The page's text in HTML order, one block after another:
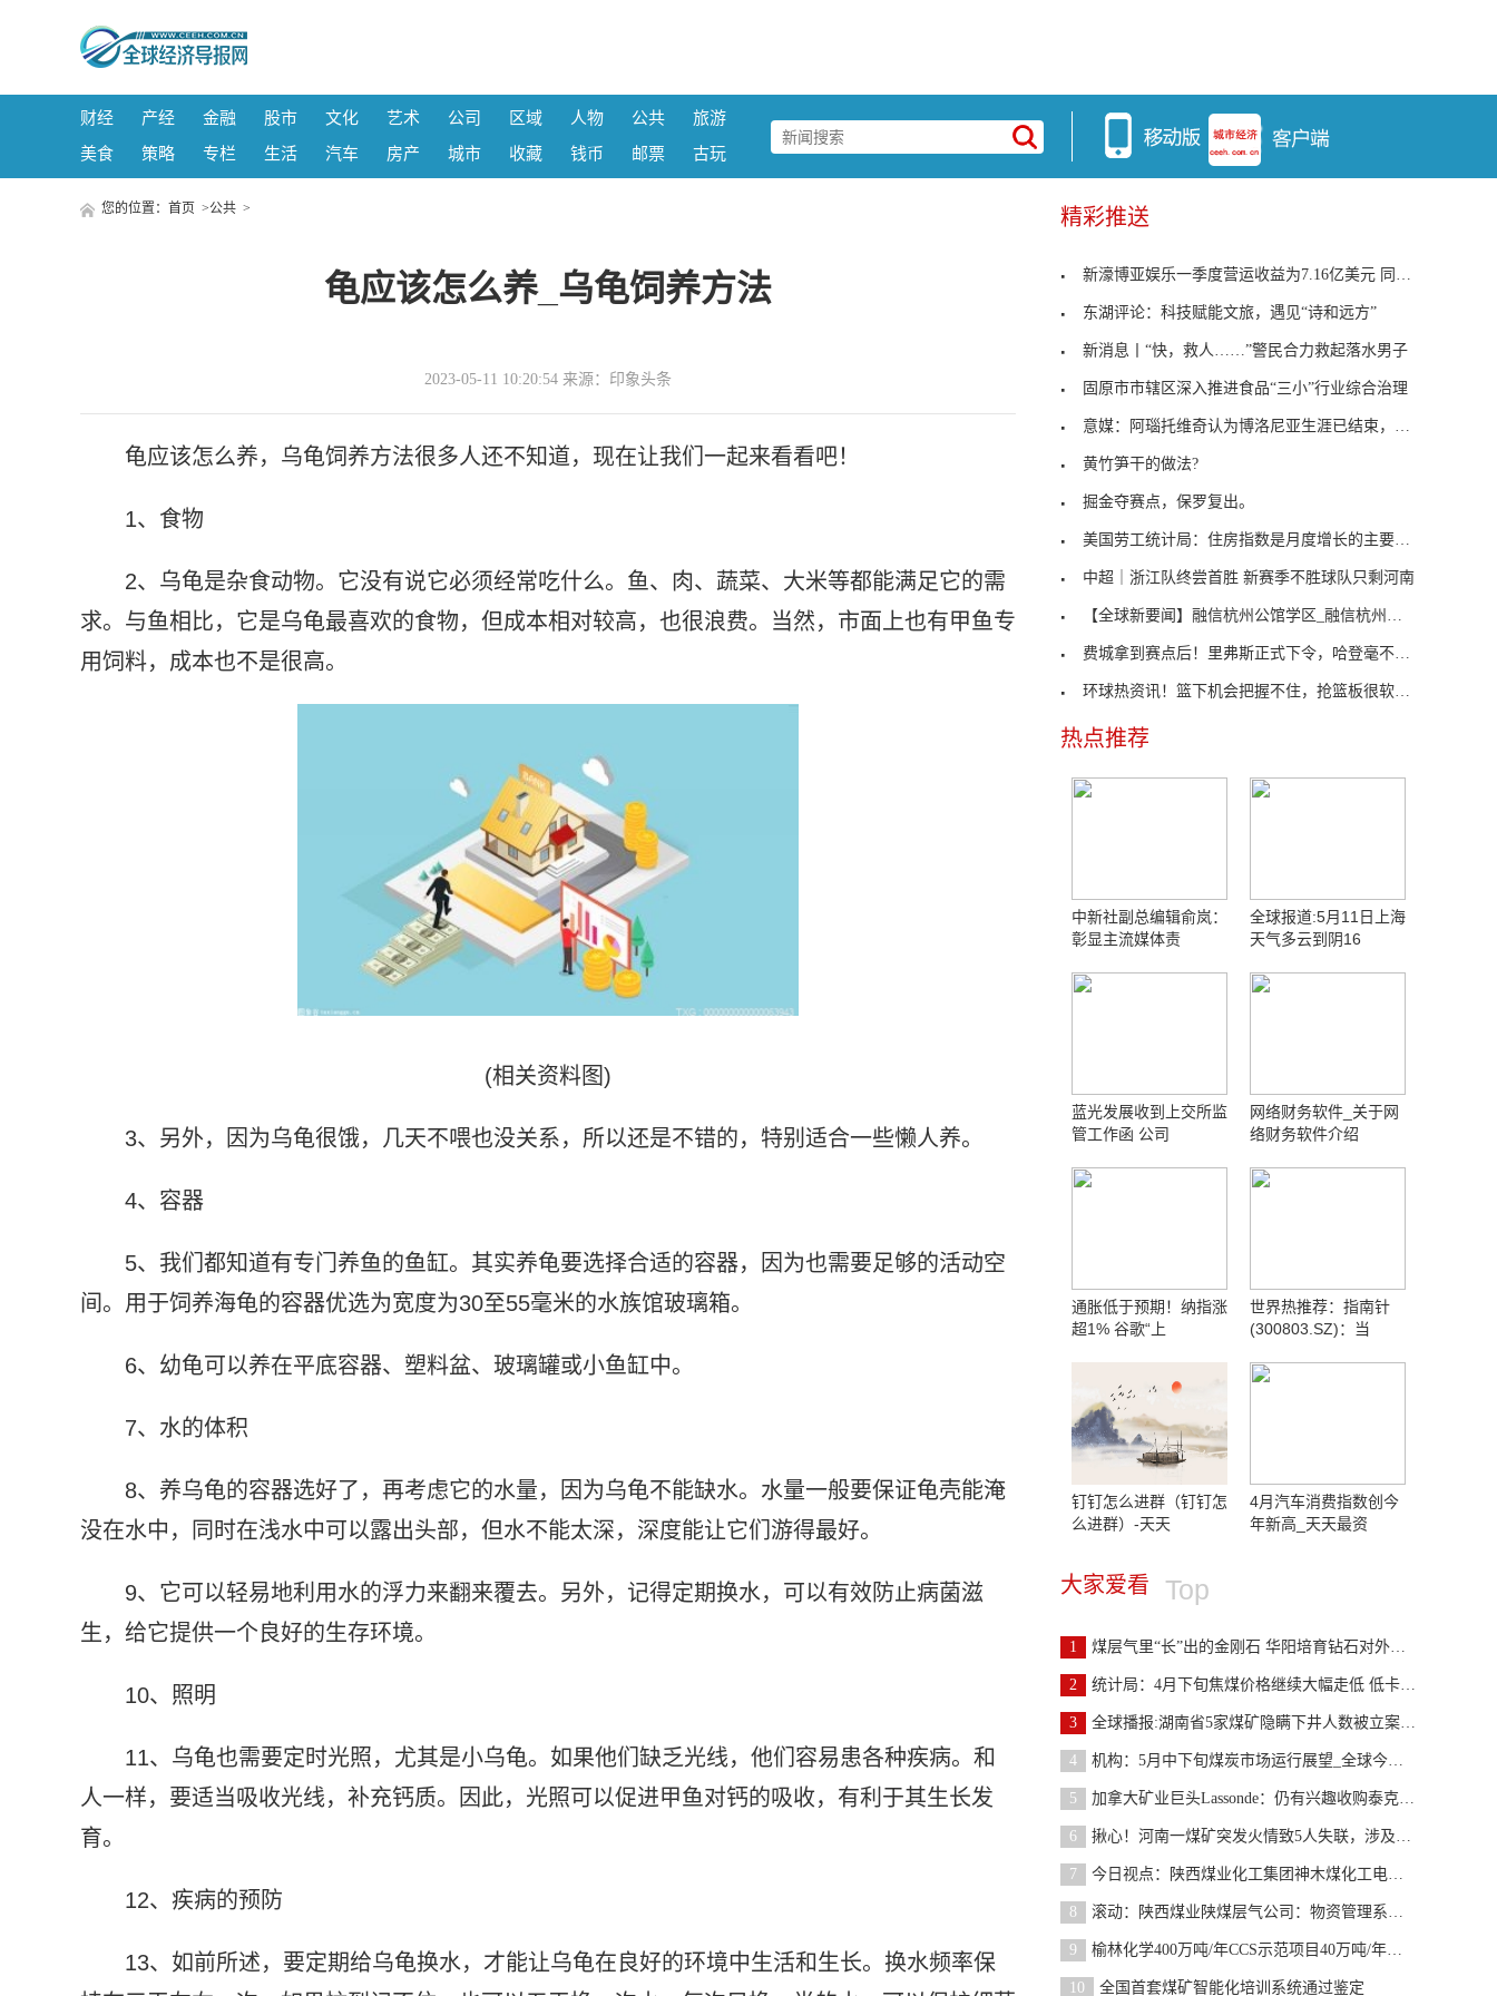
财经 产经 金融 股市 文化 艺术 公司 区域 人物 公共
旅游
美食
策略 专栏 生活 汽车 房产 城市 收藏 钱币 邮票 古玩
您的位置： 首页 >公共 >
龟应该怎么养_乌龟饲养方法
2023-05-11 10:20:54 来源：印象头条
龟应该怎么养，乌龟饲养方法很多人还不知道，现在让我们一起来看看吧！
1、食物
2、乌龟是杂食动物。它没有说它必须经常吃什么。鱼、肉、蔬菜、大米等都能满足它的需
求。与鱼相比，它是乌龟最喜欢的食物，但成本相对较高，也很浪费。当然，市面上也有甲鱼专
用饲料，成本也不是很高。
(相关资料图)
3、另外，因为乌龟很饿，几天不喂也没关系，所以还是不错的，特别适合一些懒人养。
4、容器
5、我们都知道有专门养鱼的鱼缸。其实养龟要选择合适的容器，因为也需要足够的活动空
间。用于饲养海龟的容器优选为宽度为30至55毫米的水族馆玻璃箱。
6、幼龟可以养在平底容器、塑料盆、玻璃罐或小鱼缸中。
7、水的体积
8、养乌龟的容器选好了，再考虑它的水量，因为乌龟不能缺水。水量一般要保证龟壳能淹
没在水中，同时在浅水中可以露出头部，但水不能太深，深度能让它们游得最好。
9、它可以轻易地利用水的浮力来翻来覆去。另外，记得定期换水，可以有效防止病菌滋
生，给它提供一个良好的生存环境。
10、照明
11、乌龟也需要定时光照，尤其是小乌龟。如果他们缺乏光线，他们容易患各种疾病。和
人一样，要适当吸收光线，补充钙质。因此，光照可以促进甲鱼对钙的吸收，有利于其生长发
育。
12、疾病的预防
13、如前所述，要定期给乌龟换水，才能让乌龟在良好的环境中生活和生长。换水频率保
精彩推送
新濠博亚娱乐一季度营运收益为7.16亿美元 同比增加51%
东湖评论：科技赋能文旅，遇见“诗和远方”
新消息丨“快，救人……”警民合力救起落水男子
固原市市辖区深入推进食品“三小”行业综合治理
意媒：阿瑙托维奇认为博洛尼亚生涯已结束，比起罗马
黄竹笋干的做法?
掘金夺赛点，保罗复出。
美国劳工统计局：住房指数是月度增长的主要贡献项
中超｜浙江队终尝首胜 新赛季不胜球队只剩河南
【全球新要闻】融信杭州公馆学区_融信杭州公馆
费城拿到赛点后！里弗斯正式下令，哈登毫不掩饰，恩
环球热资讯！篮下机会把握不住，抢篮板很软，“国产
热点推荐
中新社副总编辑俞岚：
彰显主流媒体责
全球报道:5月11日上海
天气多云到阴16
蓝光发展收到上交所监
管工作函 公司
网络财务软件_关于网
络财务软件介绍
通胀低于预期！纳指涨
超1% 谷歌“上
世界热推荐：指南针
(300803.SZ)：当
钉钉怎么进群（钉钉怎
么进群）-天天
4月汽车消费指数创今
年新高_天天最资
大家爱看 Top
1 煤层气里“长”出的金刚石 华阳培育钻石对外销售
2 统计局：4月下旬焦煤价格继续大幅走低 低卡动力煤
3 全球播报:湖南省5家煤矿隐瞒下井人数被立案查处
4 机构：5月中下旬煤炭市场运行展望_全球今日报
5 加拿大矿业巨头Lassonde：仍有兴趣收购泰克资源煤炭
6 揪心！河南一煤矿突发火情致5人失联，涉及这家上市
7 今日视点：陕西煤业化工集团神木煤化工电化公司：仪
8 滚动：陕西煤业陕煤层气公司：物资管理系统上线试运
9 榆林化学400万吨/年CCS示范项目40万吨/年先导试验项
10 全国首套煤矿智能化培训系统通过鉴定